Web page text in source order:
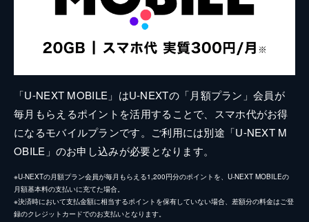
「U-NEXT MOBILE」はU-NEXTの「月額プラン」会員が
毎月もらえるポイントを活用することで、スマホ代がお得
になるモバイルプランです。ご利用には別途「U-NEXT M
OBILE」のお申し込みが必要となります。
※U-NEXTの月額プラン会員が毎月もらえる1,200円分のポイントを、U-NEXT MOBILEの
月額基本料の支払いに充てた場合。
※決済時において支払金額に相当するポイントを保有していない場合、差額分の料金はご登
録のクレジットカードでのお支払いとなります。